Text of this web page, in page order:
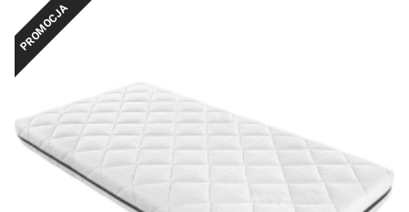
PROMOCJA